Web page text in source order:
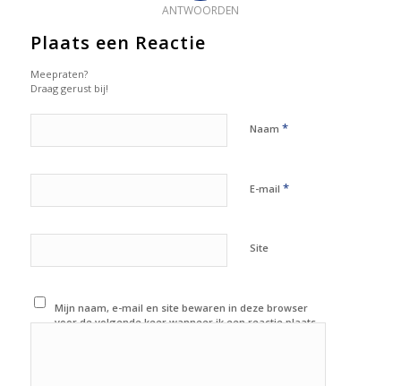
ANTWOORDEN
Plaats een Reactie
Meepraten?
Draag gerust bij!
Naam *
E-mail *
Site
Mijn naam, e-mail en site bewaren in deze browser
voor de volgende keer wanneer ik een reactie plaats.